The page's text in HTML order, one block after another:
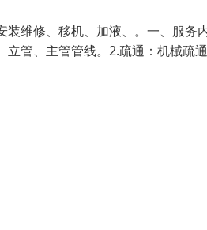
维修、移机、加液、。一、服务
立管、主管管线。2.疏通：机械疏通